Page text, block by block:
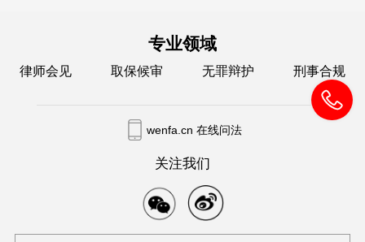
专业领域
律师会见 取保候审 无罪辩护 刑事合规
wenfa.cn 在线问法
关注我们